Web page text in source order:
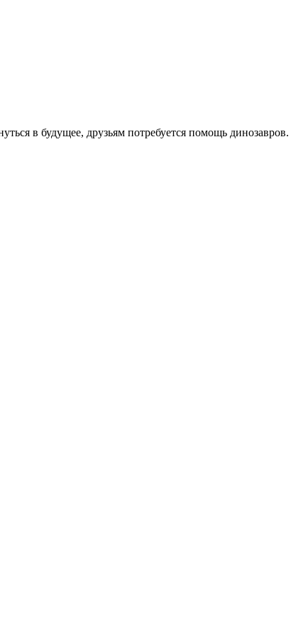
в будущее, друзьям потребуется помощь динозавров.